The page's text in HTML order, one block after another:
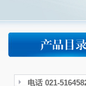
电话 021-